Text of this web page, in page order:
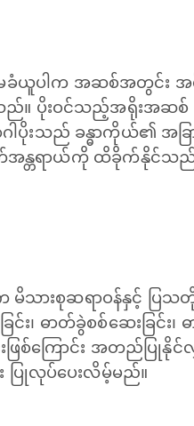
ပါက အဆစ်အတွင်း အရိုး
ည်။ ပိုးဝင်သည့်အရိုးအဆ
းသည် ခန္ဓာကိုယ်၏ အခြ
သက်အန္တရာယ်ကို ထိခိုက်နိုင်သ
မိသားစုဆရာဝန်နှင့် ပြ
၊ ဓာတ်ခွဲစစ်ဆေးခြင်း
ြစ်ကြောင်း အတည်ပြုနိုင်
ပြုလုပ်ပေးလိမ့်မည်။